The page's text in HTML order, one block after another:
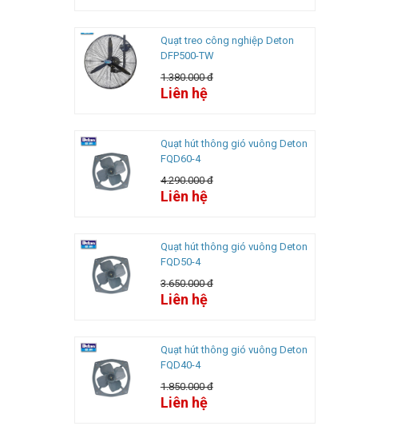
Quạt treo công nghiệp Deton
DFP500-TW
1.380.000 đ
Liên hệ
Quạt hút thông gió vuông Deton
FQD60-4
4.290.000 đ
Liên hệ
Quạt hút thông gió vuông Deton
FQD50-4
3.650.000 đ
Liên hệ
Quạt hút thông gió vuông Deton
FQD40-4
1.850.000 đ
Liên hệ